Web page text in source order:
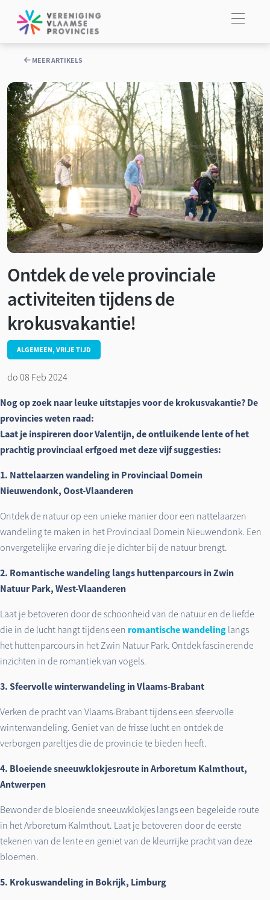
MEER ARTIKELS
Ontdek de vele provinciale
activiteiten tijdens de
krokusvakantie!
ALGEMEEN, VRIJE TIJD
do 08 Feb 2024
Nog op zoek naar leuke uitstapjes voor de krokusvakantie? De
provincies weten raad:
Laat je inspireren door Valentijn, de ontluikende lente of het
prachtig provinciaal erfgoed met deze vijf suggesties:
1. Nattelaarzen wandeling in Provinciaal Domein
Nieuwendonk, Oost-Vlaanderen
Ontdek de natuur op een unieke manier door een nattelaarzen
wandeling te maken in het Provinciaal Domein Nieuwendonk. Een
onvergetelijke ervaring die je dichter bij de natuur brengt.
2. Romantische wandeling langs huttenparcours in Zwin
Natuur Park, West-Vlaanderen
Laat je betoveren door de schoonheid van de natuur en de liefde
die in de lucht hangt tijdens een romantische wandeling langs
het huttenparcours in het Zwin Natuur Park. Ontdek fascinerende
inzichten in de romantiek van vogels.
3. Sfeervolle winterwandeling in Vlaams-Brabant
Verken de pracht van Vlaams-Brabant tijdens een sfeervolle
winterwandeling. Geniet van de frisse lucht en ontdek de
verborgen pareltjes die de provincie te bieden heeft.
4. Bloeiende sneeuwklokjesroute in Arboretum Kalmthout,
Antwerpen
Bewonder de bloeiende sneeuwklokjes langs een begeleide route
in het Arboretum Kalmthout. Laat je betoveren door de eerste
tekenen van de lente en geniet van de kleurrijke pracht van deze
bloemen.
5. Krokuswandeling in Bokrijk, Limburg